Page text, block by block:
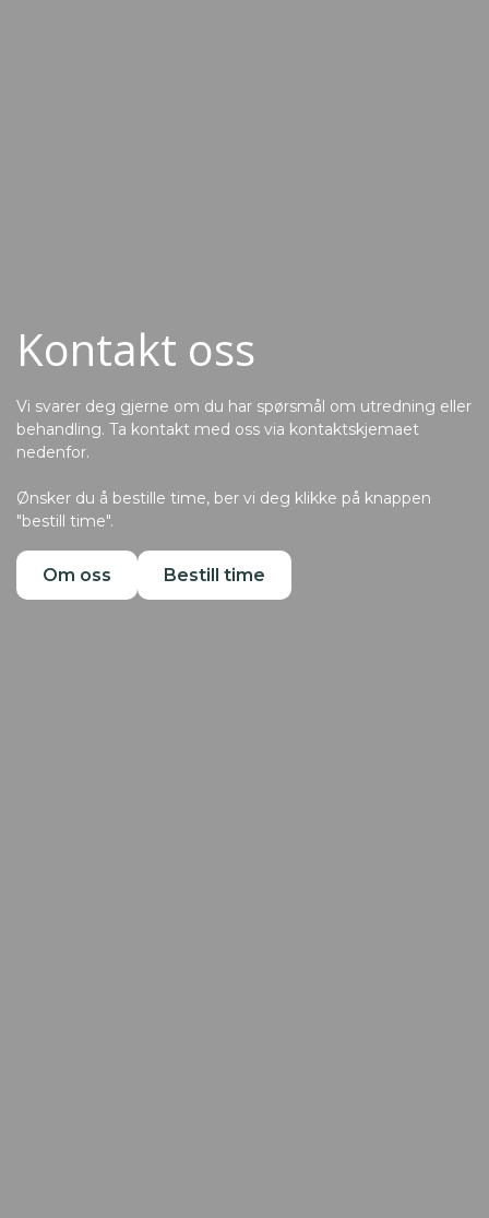
Kontakt oss
Vi svarer deg gjerne om du har spørsmål om utredning eller
behandling. Ta kontakt med oss via kontaktskjemaet
nedenfor.
Ønsker du å bestille time, ber vi deg klikke på knappen
"bestill time".
Om oss Bestill time